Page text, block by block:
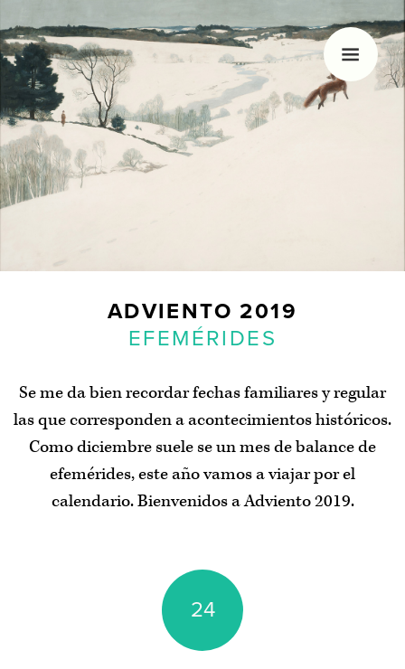
ADVIENTO 2019
EFEMÉRIDES
Se me da bien recordar fechas familiares y regular
las que corresponden a acontecimientos históricos.
Como diciembre suele se un mes de balance de
efemérides, este año vamos a viajar por el
calendario. Bienvenidos a Adviento 2019.
24
HOLA, SOY MARGÓ
Me gusta la navidad, nadar, dibujar y los
calendarios de Adviento. Hace unos años decidí
empezar con este blog que sólo actualizo
Inicio
Adviento de 2020/2019/2018/2017/2016
Regalos de Adviento
Índice de materias